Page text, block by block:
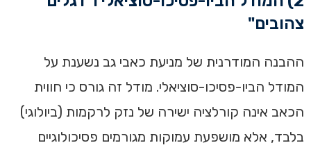
צהובים"
ההבנה המודרנית של מניעת כאבי גב נשענת על
המודל הביו-פסיכו-סוציאלי. מודל זה גורס כי חווית
הכאב אינה קורלציה ישירה של נזק לרקמות (ביולוגי)
בלבד, אלא מושפעת עמוקות מגורמים פסיכולוגיים